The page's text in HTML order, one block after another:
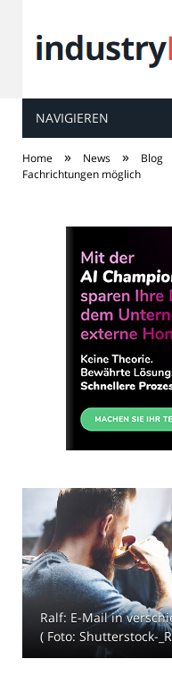
NAVIGIEREN
Home » News » Blog
Fachrichtungen möglich
Ralf: E-Mail in
( Foto: Shutterstock-